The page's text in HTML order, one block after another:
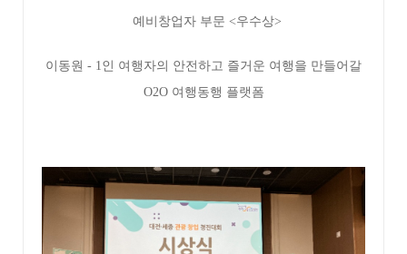
예비창업자 부문 <우수상>
이동원 - 1인 여행자의 안전하고 즐거운 여행을 만들어갈
O2O 여행동행 플랫폼